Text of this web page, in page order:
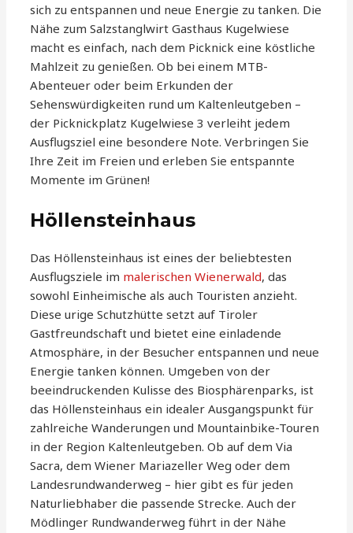
sich zu entspannen und neue Energie zu tanken. Die
Nähe zum Salzstanglwirt Gasthaus Kugelwiese
macht es einfach, nach dem Picknick eine köstliche
Mahlzeit zu genießen. Ob bei einem MTB-
Abenteuer oder beim Erkunden der
Sehenswürdigkeiten rund um Kaltenleutgeben –
der Picknickplatz Kugelwiese 3 verleiht jedem
Ausflugsziel eine besondere Note. Verbringen Sie
Ihre Zeit im Freien und erleben Sie entspannte
Momente im Grünen!
Höllensteinhaus
Das Höllensteinhaus ist eines der beliebtesten
Ausflugsziele im malerischen Wienerwald, das
sowohl Einheimische als auch Touristen anzieht.
Diese urige Schutzhütte setzt auf Tiroler
Gastfreundschaft und bietet eine einladende
Atmosphäre, in der Besucher entspannen und neue
Energie tanken können. Umgeben von der
beeindruckenden Kulisse des Biosphärenparks, ist
das Höllensteinhaus ein idealer Ausgangspunkt für
zahlreiche Wanderungen und Mountainbike-Touren
in der Region Kaltenleutgeben. Ob auf dem Via
Sacra, dem Wiener Mariazeller Weg oder dem
Landesrundwanderweg – hier gibt es für jeden
Naturliebhaber die passende Strecke. Auch der
Mödlinger Rundwanderweg führt in der Nähe